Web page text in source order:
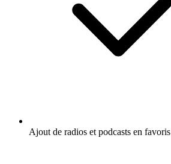
Ajout de radios et podcasts en favoris